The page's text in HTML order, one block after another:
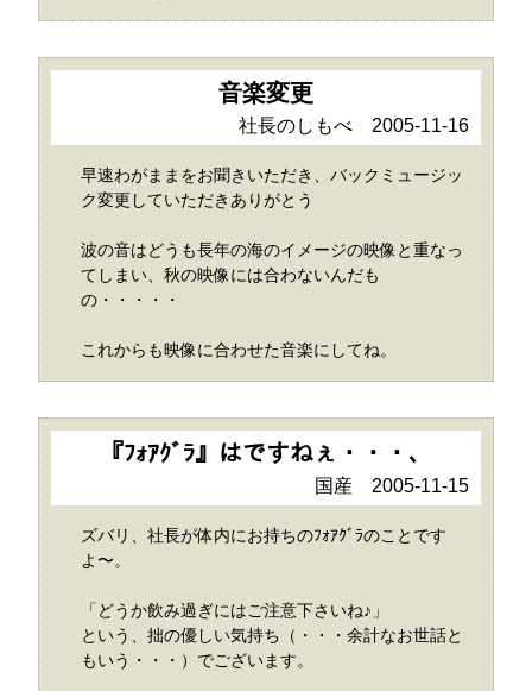
音楽変更
社長のしもべ 2005-11-16
早速わがままをお聞きいただき、バックミュージッ
ク変更していただきありがとう
波の音はどうも長年の海のイメージの映像と重なっ
てしまい、秋の映像には合わないんだも
の・・・・・
これからも映像に合わせた音楽にしてね。
『ﾌｫｱｸﾞﾗ』はですねぇ・・・、
国産 2005-11-15
ズバリ、社長が体内にお持ちのﾌｫｱｸﾞﾗのことです
よ〜。
「どうか飲み過ぎにはご注意下さいね♪」
という、拙の優しい気持ち（・・・余計なお世話と
もいう・・・）でございます。